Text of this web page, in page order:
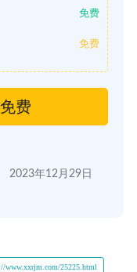
免费
免费
费
2023年12月29日
www.xxrjm.com/25225.html